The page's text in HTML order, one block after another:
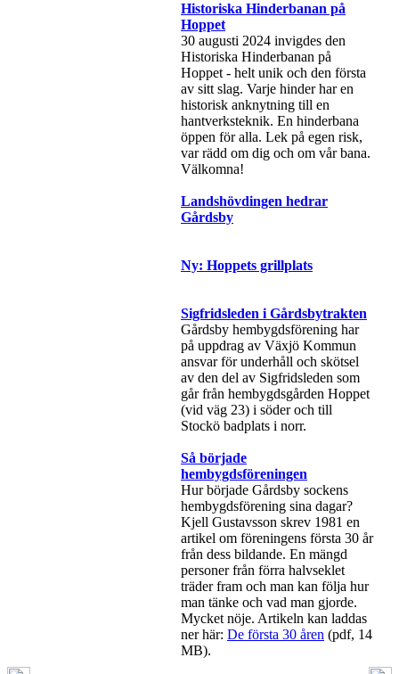
Historiska Hinderbanan på
Hoppet
30 augusti 2024 invigdes den
Historiska Hinderbanan på
Hoppet - helt unik och den första
av sitt slag. Varje hinder har en
historisk anknytning till en
hantverksteknik. En hinderbana
öppen för alla. Lek på egen risk,
var rädd om dig och om vår bana.
Välkomna!
Landshövdingen hedrar
Gårdsby
Ny: Hoppets grillplats
Sigfridsleden i Gårdsbytrakten
Gårdsby hembygdsförening har
på uppdrag av Växjö Kommun
ansvar för underhåll och skötsel
av den del av Sigfridsleden som
går från hembygdsgården Hoppet
(vid väg 23) i söder och till
Stockö badplats i norr.
Så började
hembygdsföreningen
Hur började Gårdsby sockens
hembygdsförening sina dagar?
Kjell Gustavsson skrev 1981 en
artikel om föreningens första 30 år
från dess bildande. En mängd
personer från förra halvseklet
träder fram och man kan följa hur
man tänke och vad man gjorde.
Mycket nöje. Artikeln kan laddas
ner här: De första 30 åren (pdf, 14
MB).